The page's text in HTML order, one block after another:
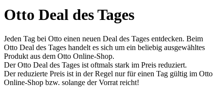
Otto Deal des Tages
Jeden Tag bei Otto einen neuen Deal des Tages entdecken. Beim
Otto Deal des Tages handelt es sich um ein beliebig ausgewähltes
Produkt aus dem Otto Online-Shop.
Der Otto Deal des Tages ist oftmals stark im Preis reduziert.
Der reduzierte Preis ist in der Regel nur für einen Tag gültig im Otto
Online-Shop bzw. solange der Vorrat reicht!